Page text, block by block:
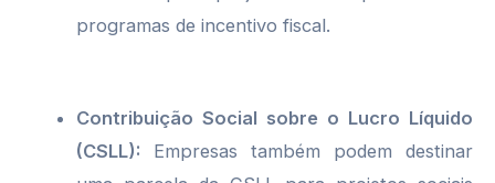
programas de incentivo fiscal.
Contribuição Social sobre o Lucro Líquido
(CSLL): Empresas também podem destinar